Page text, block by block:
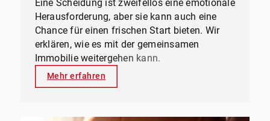
Eine Scheidung ist zweifellos eine emotionale
Herausforderung, aber sie kann auch eine
Chance für einen frischen Start bieten. Wir
erklären, wie es mit der gemeinsamen
Immobilie weitergehen kann.
Mehr erfahren